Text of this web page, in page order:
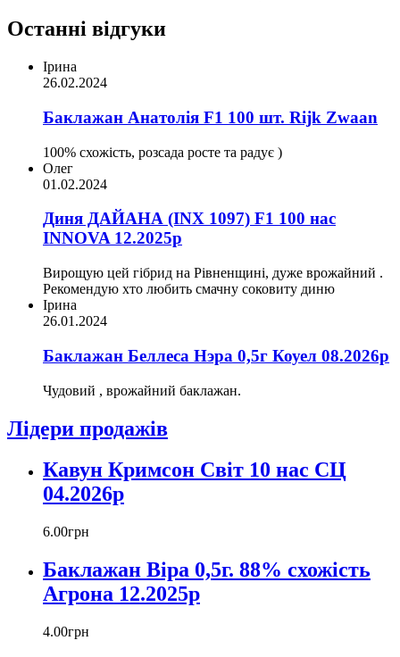
Останні відгуки
Ірина
26.02.2024
Баклажан Анатолія F1 100 шт. Rijk Zwaan
100% схожість, розсада росте та радує )
Олег
01.02.2024
Диня ДАЙАНА (INX 1097) F1 100 нас
INNOVA 12.2025р
Вирощую цей гібрид на Рівненщині, дуже врожайний .
Рекомендую хто любить смачну соковиту диню
Ірина
26.01.2024
Баклажан Беллеса Нэра 0,5г Коуел 08.2026р
Чудовий , врожайний баклажан.
Лідери продажів
Кавун Кримсон Світ 10 нас СЦ
04.2026р
6.00грн
Баклажан Віра 0,5г. 88% схожість
Агрона 12.2025р
4.00грн